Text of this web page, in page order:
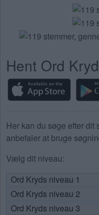
Hent Ord
Her kan du søge efter dit
anbefaler at bruge
Vælg dit niveau:
Ord Kryds niveau 1
Ord Kryds niveau 2
Ord Kryds niveau 3